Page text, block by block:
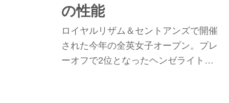
の性能
ロイヤルリザム＆セントアンズで開催
された今年の全英女子オープン。プレ
ーオフで2位となったヘンゼライトを